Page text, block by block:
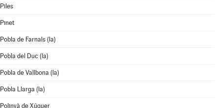
Piles
Pinet
Pobla de Farnals (la)
Pobla del Duc (la)
Pobla de Vallbona (la)
Pobla Llarga (la)
Polinyà de Xúquer